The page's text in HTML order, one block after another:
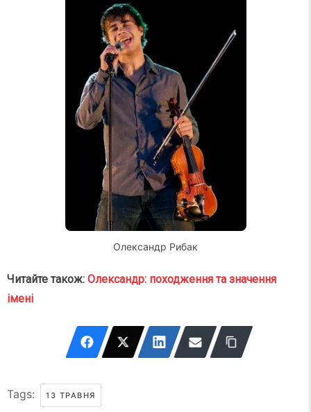
Олександр Рибак
Читайте також: Олександр: походження та значення
імені
Tags: 13 ТРАВНЯ